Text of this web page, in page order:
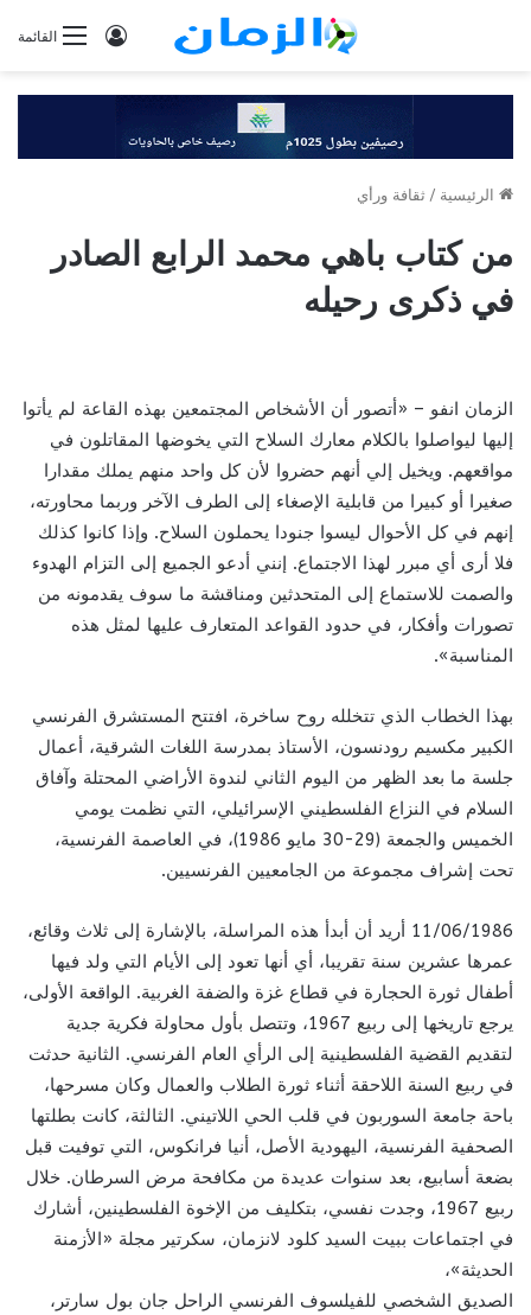
القائمةتسجيل
الرئيسية / ثقافة ورأي
من كتاب باهي محمد الرابع الصادر
في ذكرى رحيله
الزمان انفو – «أتصور أن الأشخاص المجتمعين بهذه القاعة لم يأتوا
إليها ليواصلوا بالكلام معارك السلاح التي يخوضها المقاتلون في
مواقعهم. ويخيل إلي أنهم حضروا لأن كل واحد منهم يملك مقدارا
صغيرا أو كبيرا من قابلية الإصغاء إلى الطرف الآخر وربما محاورته،
إنهم في كل الأحوال ليسوا جنودا يحملون السلاح. وإذا كانوا كذلك
فلا أرى أي مبرر لهذا الاجتماع. إنني أدعو الجميع إلى التزام الهدوء
والصمت للاستماع إلى المتحدثين ومناقشة ما سوف يقدمونه من
تصورات وأفكار، في حدود القواعد المتعارف عليها لمثل هذه
المناسبة».
بهذا الخطاب الذي تتخلله روح ساخرة، افتتح المستشرق الفرنسي
الكبير مكسيم رودنسون، الأستاذ بمدرسة اللغات الشرقية، أعمال
جلسة ما بعد الظهر من اليوم الثاني لندوة الأراضي المحتلة وآفاق
السلام في النزاع الفلسطيني الإسرائيلي، التي نظمت يومي
الخميس والجمعة (29-30 مايو 1986)، في العاصمة الفرنسية،
تحت إشراف مجموعة من الجامعيين الفرنسيين.
11/06/1986 أريد أن أبدأ هذه المراسلة، بالإشارة إلى ثلاث وقائع،
عمرها عشرين سنة تقريبا، أي أنها تعود إلى الأيام التي ولد فيها
أطفال ثورة الحجارة في قطاع غزة والضفة الغربية. الواقعة الأولى،
يرجع تاريخها إلى ربيع 1967، وتتصل بأول محاولة فكرية جدية
لتقديم القضية الفلسطينية إلى الرأي العام الفرنسي. الثانية حدثت
في ربيع السنة اللاحقة أثناء ثورة الطلاب والعمال وكان مسرحها،
باحة جامعة السوربون في قلب الحي اللاتيني. الثالثة، كانت بطلتها
الصحفية الفرنسية، اليهودية الأصل، أنيا فرانكوس، التي توفيت قبل
بضعة أسابيع، بعد سنوات عديدة من مكافحة مرض السرطان. خلال
ربيع 1967، وجدت نفسي، بتكليف من الإخوة الفلسطينين، أشارك
في اجتماعات ببيت السيد كلود لانزمان، سكرتير مجلة «الأزمنة
الحديثة»،
الصديق الشخصي للفيلسوف الفرنسي الراحل جان بول سارتر،